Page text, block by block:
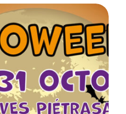
transformateurs
électriques